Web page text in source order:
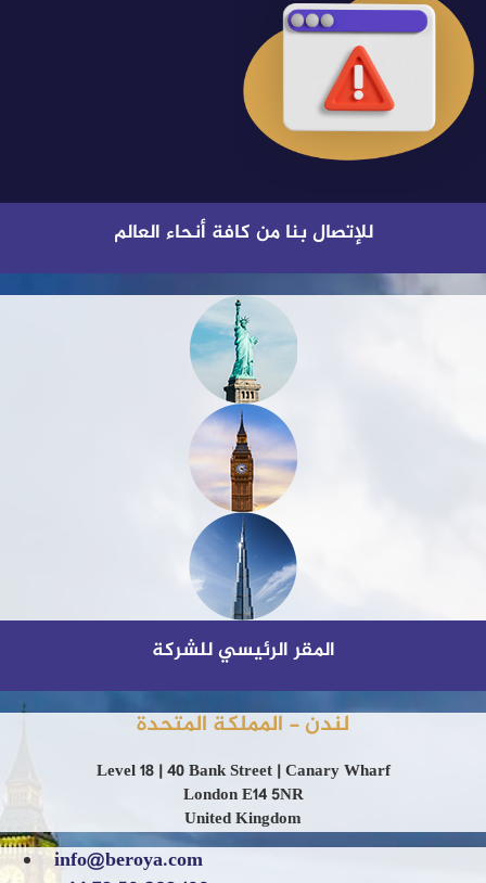
للإتصال بنا من كافة أنحاء العالم
المقر الرئيسي للشركة
لندن - المملكة المتحدة
Level 18 | 40 Bank Street | Canary Wharf
London E14 5NR
United Kingdom
info@beroya.com